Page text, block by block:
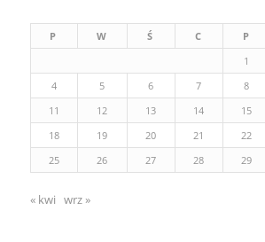
P W Ś C P
1
4
5 6 7 8
11
12 13 14 15
18
19 20 21 22
25
26 27 28 29
« kwi wrz »